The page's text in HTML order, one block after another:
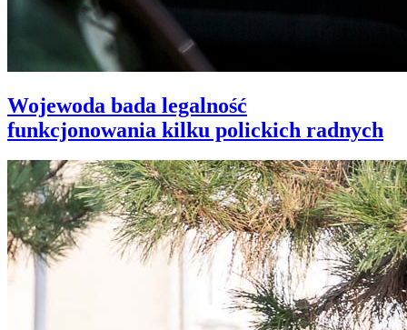
Wojewoda bada legalność
funkcjonowania kilku polickich radnych